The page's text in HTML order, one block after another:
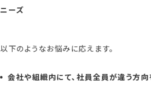
ニーズ
以下のようなお悩みに応えます。
会社や組織内にて、社員全員が違う方向